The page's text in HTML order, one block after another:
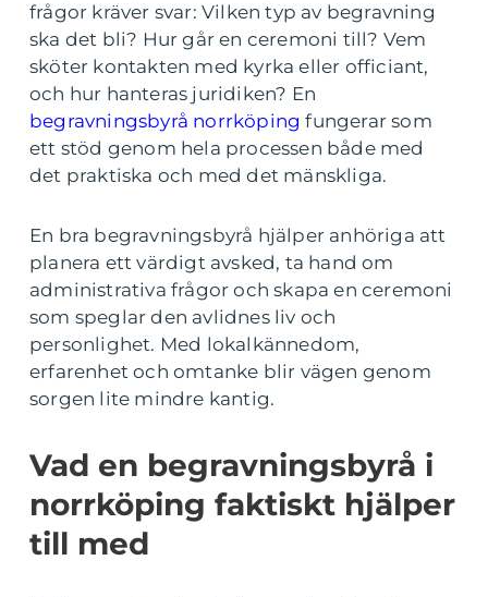
frågor kräver svar: Vilken typ av begravning
ska det bli? Hur går en ceremoni till? Vem
sköter kontakten med kyrka eller officiant,
och hur hanteras juridiken? En
begravningsbyrå norrköping fungerar som
ett stöd genom hela processen både med
det praktiska och med det mänskliga.
En bra begravningsbyrå hjälper anhöriga att
planera ett värdigt avsked, ta hand om
administrativa frågor och skapa en ceremoni
som speglar den avlidnes liv och
personlighet. Med lokalkännedom,
erfarenhet och omtanke blir vägen genom
sorgen lite mindre kantig.
Vad en begravningsbyrå i
norrköping faktiskt hjälper
till med